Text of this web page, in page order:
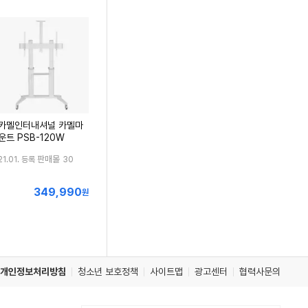
멜인터내셔널 카멜마
트 PSB-120W
등록 판매몰 30
최
349,990원
개인정보처리방침 청소년 보호정책 사이트맵 광고센터 협력사문의